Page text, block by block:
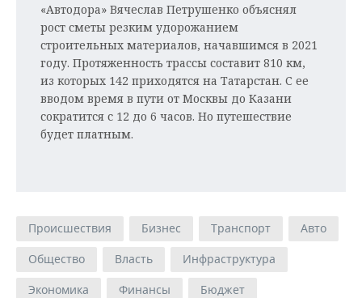
«Автодора» Вячеслав Петрушенко объяснял
рост сметы резким удорожанием
строительных материалов, начавшимся в 2021
году. Протяженность трассы составит 810 км,
из которых 142 приходятся на Татарстан. С ее
вводом время в пути от Москвы до Казани
сократится с 12 до 6 часов. Но путешествие
будет платным.
Происшествия Бизнес Транспорт
Авто
Общество
Власть
Инфраструктура
Экономика
Финансы
Бюджет